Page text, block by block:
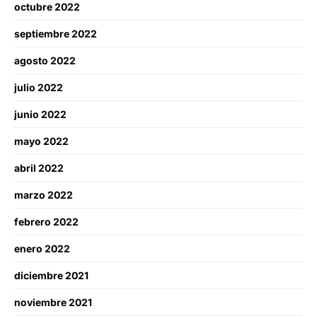
octubre 2022
septiembre 2022
agosto 2022
julio 2022
junio 2022
mayo 2022
abril 2022
marzo 2022
febrero 2022
enero 2022
diciembre 2021
noviembre 2021